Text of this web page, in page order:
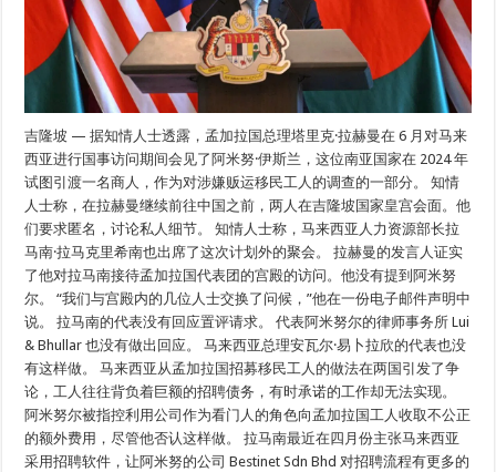
吉隆坡 — 据知情人士透露，孟加拉国总理塔里克·拉赫曼在 6 月对马来
西亚进行国事访问期间会见了阿米努·伊斯兰，这位南亚国家在 2024 年
试图引渡一名商人，作为对涉嫌贩运移民工人的调查的一部分。 知情
人士称，在拉赫曼继续前往中国之前，两人在吉隆坡国家皇宫会面。他
们要求匿名，讨论私人细节。 知情人士称，马来西亚人力资源部长拉
马南·拉马克里希南也出席了这次计划外的聚会。 拉赫曼的发言人证实
了他对拉马南接待孟加拉国代表团的宫殿的访问。他没有提到阿米努
尔。 “我们与宫殿内的几位人士交换了问候，”他在一份电子邮件声明中
说。 拉马南的代表没有回应置评请求。 代表阿米努尔的律师事务所 Lui
& Bhullar 也没有做出回应。 马来西亚总理安瓦尔·易卜拉欣的代表也没
有这样做。 马来西亚从孟加拉国招募移民工人的做法在两国引发了争
论，工人往往背负着巨额的招聘债务，有时承诺的工作却无法实现。
阿米努尔被指控利用公司作为看门人的角色向孟加拉国工人收取不公正
的额外费用，尽管他否认这样做。 拉马南最近在四月份主张马来西亚
采用招聘软件，让阿米努的公司 Bestinet Sdn Bhd 对招聘流程有更多的